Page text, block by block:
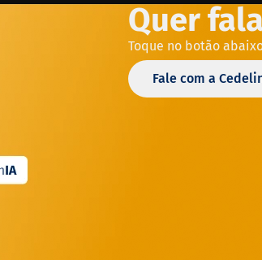
Quer
Toque no botão
Fale com a